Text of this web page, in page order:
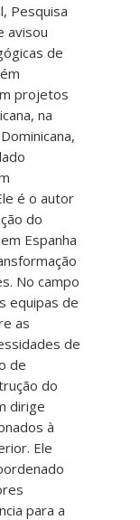
Pesquisa
avisou
de
projetos
na
é o autor
do
Espanha
No campo
equipas de
as
de
de
do
dirige
à
Ele
para a